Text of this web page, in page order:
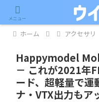
記事内に広告が含まれています。
ホーム アクセサリ
Happymodel
－ これが2021年
ード、超軽量で運
ナ・VTX出力もア
メニュー